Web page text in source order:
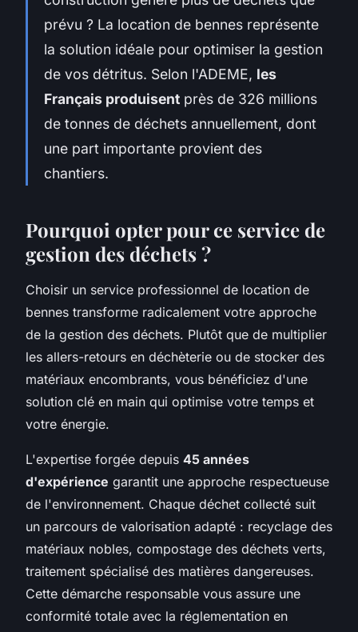
prévu ? La location de bennes représente
la solution idéale pour optimiser la gestion
de vos détritus. Selon l'ADEME, les
Français produisent près de 326 millions
de tonnes de déchets annuellement, dont
une part importante provient des
chantiers.
Pourquoi opter pour ce service de
gestion des déchets ?
Choisir un service professionnel de location de
bennes transforme radicalement votre approche
de la gestion des déchets. Plutôt que de multiplier
les allers-retours en déchèterie ou de stocker des
matériaux encombrants, vous bénéficiez d'une
solution clé en main qui optimise votre temps et
votre énergie.
L'expertise forgée depuis 45 années
d'expérience garantit une approche respectueuse
de l'environnement. Chaque déchet collecté suit
un parcours de valorisation adapté : recyclage des
matériaux nobles, compostage des déchets verts,
traitement spécialisé des matières dangereuses.
Cette démarche responsable vous assure une
conformité totale avec la réglementation en